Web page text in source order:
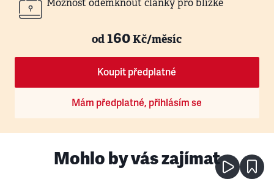
Možnost odemknout články pro blízké
od160Kč/měsíc
Koupit předplatné
Mám předplatné, přihlásím se
Mohlo by vás zajímat